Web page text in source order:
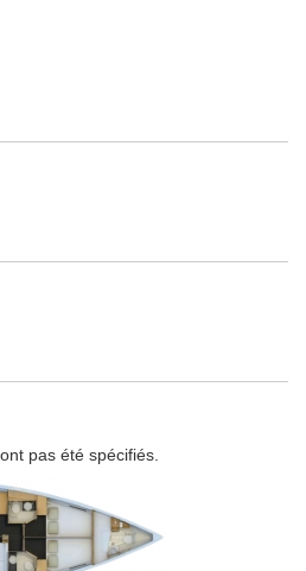
pas été spécifiés.